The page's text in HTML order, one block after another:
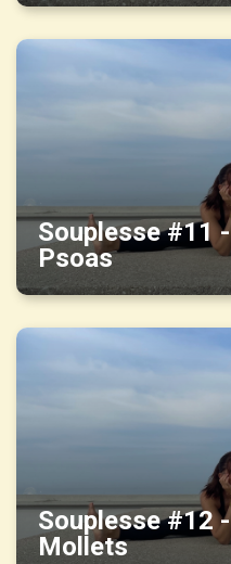
Souplesse #11 -
Psoas
Souplesse #12 -
Mollets